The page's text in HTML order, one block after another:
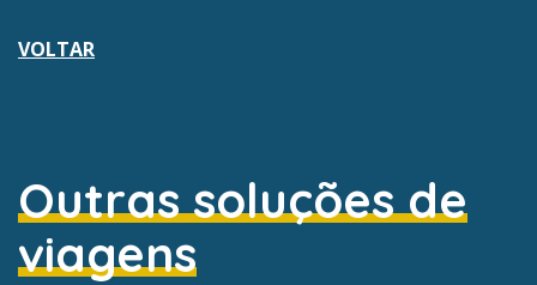
VOLTAR
Outras soluções de
viagens